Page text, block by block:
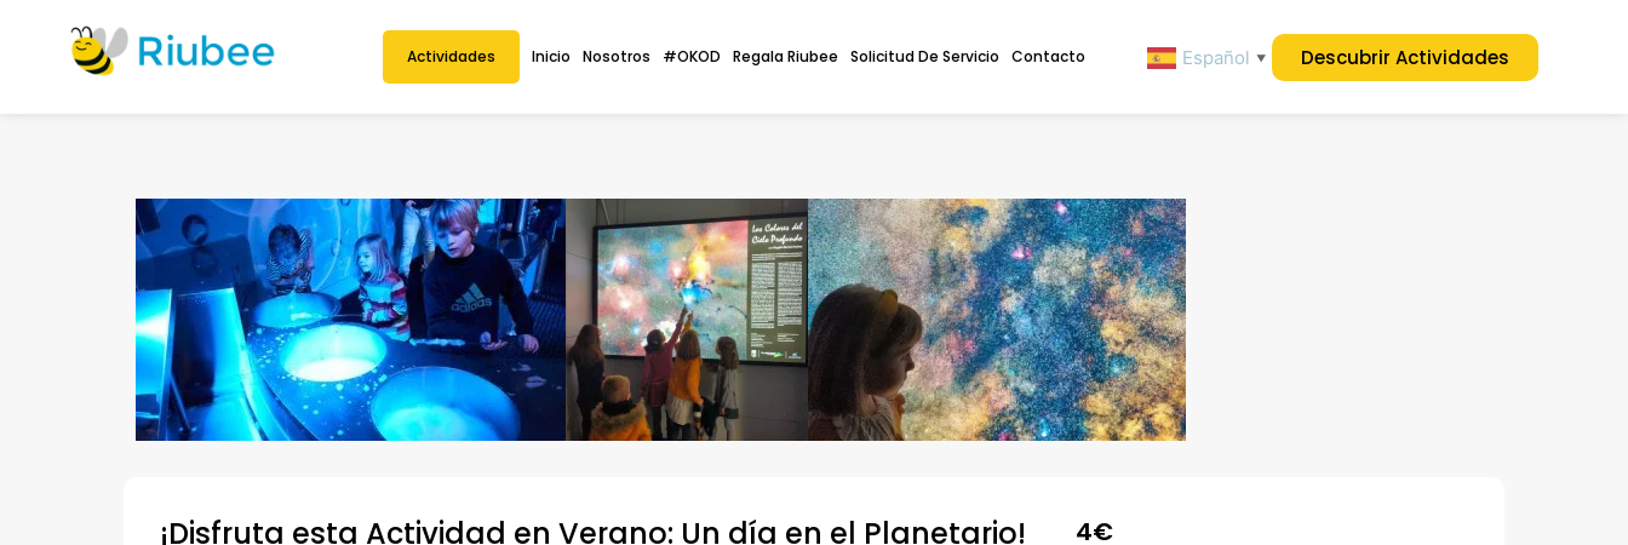
Actividades Inicio Nosotros #OKOD Regala Riubee Solicitud De Servicio Contacto Español ▼ Descubrir Actividades
¡Disfruta esta Actividad en Verano: Un día en el Planetario! 4€